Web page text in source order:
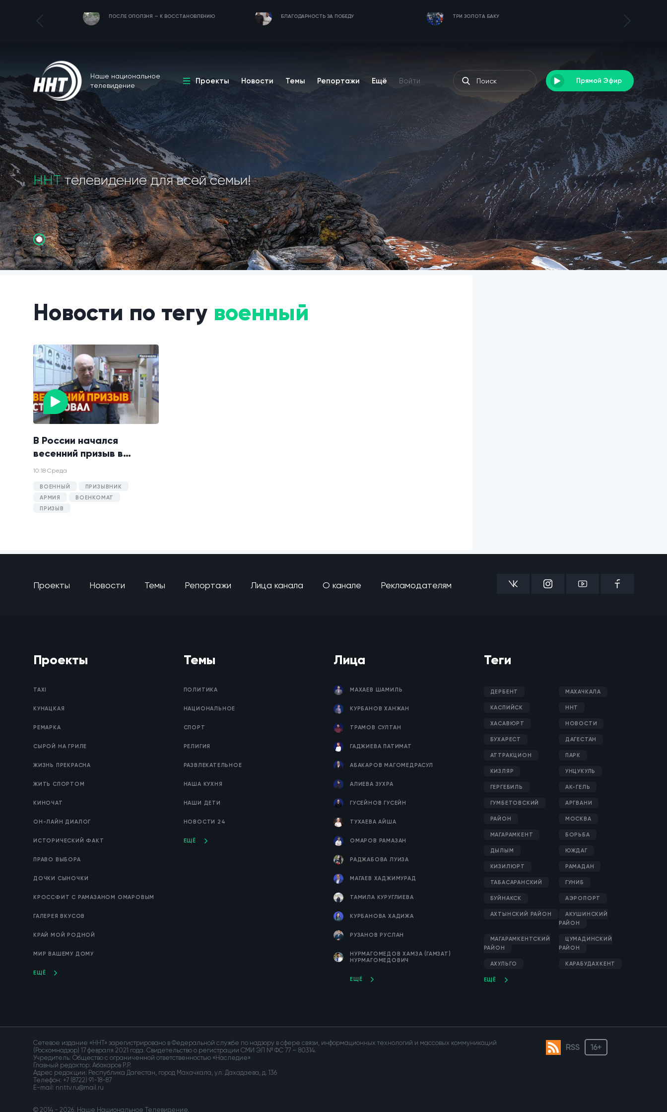
ПОСЛЕ ОПОЛЗНЯ — К ВОССТАНОВЛЕНИЮ БЛАГОДАРНОСТЬ ЗА ПОБЕДУ ТРИ ЗОЛОТА БАКУ ТУРНИР DENEB
Наше национальное
телевидение
Проекты Новости Темы Репортажи Ещё Войти Прямой Эфир
ННТтелевидение для всей семьи!
Новости по тегу военный
В России начался
весенний призыв в
армию.
10:18 Среда
ВОЕННЫЙ
ПРИЗЫВНИК
АРМИЯ
ВОЕНКОМАТ
ПРИЗЫВ
Проекты Новости Темы Репортажи Лица канала О канале Рекламодателям
Проекты
TAXI
КУНАЦКАЯ
РЕМАРКА
СЫРОЙ НА ГРИЛЕ
ЖИЗНЬ ПРЕКРАСНА
ЖИТЬ СПОРТОМ
КИНОЧАТ
ОН-ЛАЙН ДИАЛОГ
ИСТОРИЧЕСКИЙ ФАКТ
ПРАВО ВЫБОРА
ДОЧКИ СЫНОЧКИ
КРОССФИТ С РАМАЗАНОМ ОМАРОВЫМ
ГАЛЕРЕЯ ВКУСОВ
КРАЙ МОЙ РОДНОЙ
МИР ВАШЕМУ ДОМУ
ЕЩЁ
Темы
ПОЛИТИКА
НАЦИОНАЛЬНОЕ
СПОРТ
РЕЛИГИЯ
РАЗВЛЕКАТЕЛЬНОЕ
НАША КУХНЯ
НАШИ ДЕТИ
НОВОСТИ 24
ЕЩЁ
Лица
МАХАЕВ ШАМИЛЬ
КУРБАНОВ ХАНЖАН
ТРАМОВ СУЛТАН
ГАДЖИЕВА ПАТИМАТ
АБАКАРОВ МАГОМЕДРАСУЛ
АЛИЕВА ЗУХРА
ГУСЕЙНОВ ГУСЕЙН
ТУХАЕВА АЙША
ОМАРОВ РАМАЗАН
РАДЖАБОВА ЛУИЗА
МАГАЕВ ХАДЖИМУРАД
ТАМИЛА КУРУГЛИЕВА
КУРБАНОВА ХАДИЖА
РУЗАНОВ РУСЛАН
НУРМАГОМЕДОВ ХАМЗА (ГАМЗАТ)
НУРМАГОМЕДОВИЧ
ЕЩЁ
Теги
ДЕРБЕНТ МАХАЧКАЛА
КАСПИЙСК ННТ
ХАСАВЮРТ НОВОСТИ
БУХАРЕСТ ДАГЕСТАН
АТТРАКЦИОН ПАРК
КИЗЛЯР УНЦУКУЛЬ
ГЕРГЕБИЛЬ АК-ГЕЛЬ
ГУМБЕТОВСКИЙ АРГВАНИ
РАЙОН МОСКВА
МАГАРАМКЕНТ БОРЬБА
ДЫЛЫМ ЮЖДАГ
КИЗИЛЮРТ РАМАДАН
ТАБАСАРАНСКИЙ ГУНИБ
БУЙНАКСК АЭРОПОРТ
АХТЫНСКИЙ РАЙОН
АКУШИНСКИЙ
РАЙОН
МАГАРАМКЕНТСКИЙ
РАЙОН
ЦУМАДИНСКИЙ
РАЙОН
АХУЛЬГО КАРАБУДАХКЕНТ
ЕЩЁ
Сетевое издание «ННТ» зарегистрировано в Федеральной службе по надзору в сфере связи, информационных технологий и массовых коммуникаций
(Роскомнадзор) 17 февраля 2021 года. Свидетельство о регистрации СМИ ЭЛ № ФС 77 – 80314.
Учредитель: Общество с ограниченной ответственностью «Наследие»
Главный редактор: Абакаров Р.Р.
Адрес редакции: Республика Дагестан, город Махачкала, ул. Дахадаева, д. 136
Телефон: +7 (8722) 91-18-87
E-mail:
© 2014 - 2026, Наше Национальное Телевидение.
RSS 16+